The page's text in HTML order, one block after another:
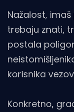
Nažalost,
trebaju znati,
postala
korisnika
Konkretno,